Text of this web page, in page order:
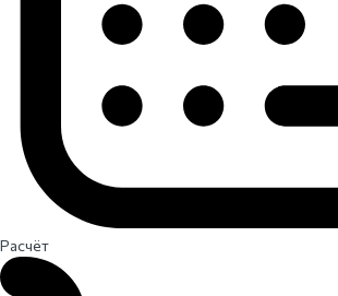
Расчёт